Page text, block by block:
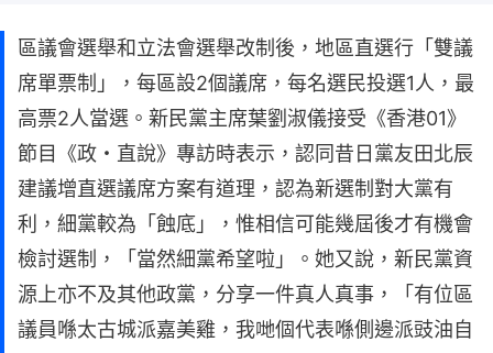
區議會選舉和立法會選舉改制後，地區直選行「雙議
席單票制」，每區設2個議席，每名選民投選1人，最
高票2人當選。新民黨主席葉劉淑儀接受《香港01》
節目《政・直說》專訪時表示，認同昔日黨友田北辰
建議增直選議席方案有道理，認為新選制對大黨有
利，細黨較為「蝕底」，惟相信可能幾屆後才有機會
檢討選制，「當然細黨希望啦」。她又說，新民黨資
源上亦不及其他政黨，分享一件真人真事，「有位區
議員喺太古城派嘉美雞，我哋個代表喺側邊派豉油自